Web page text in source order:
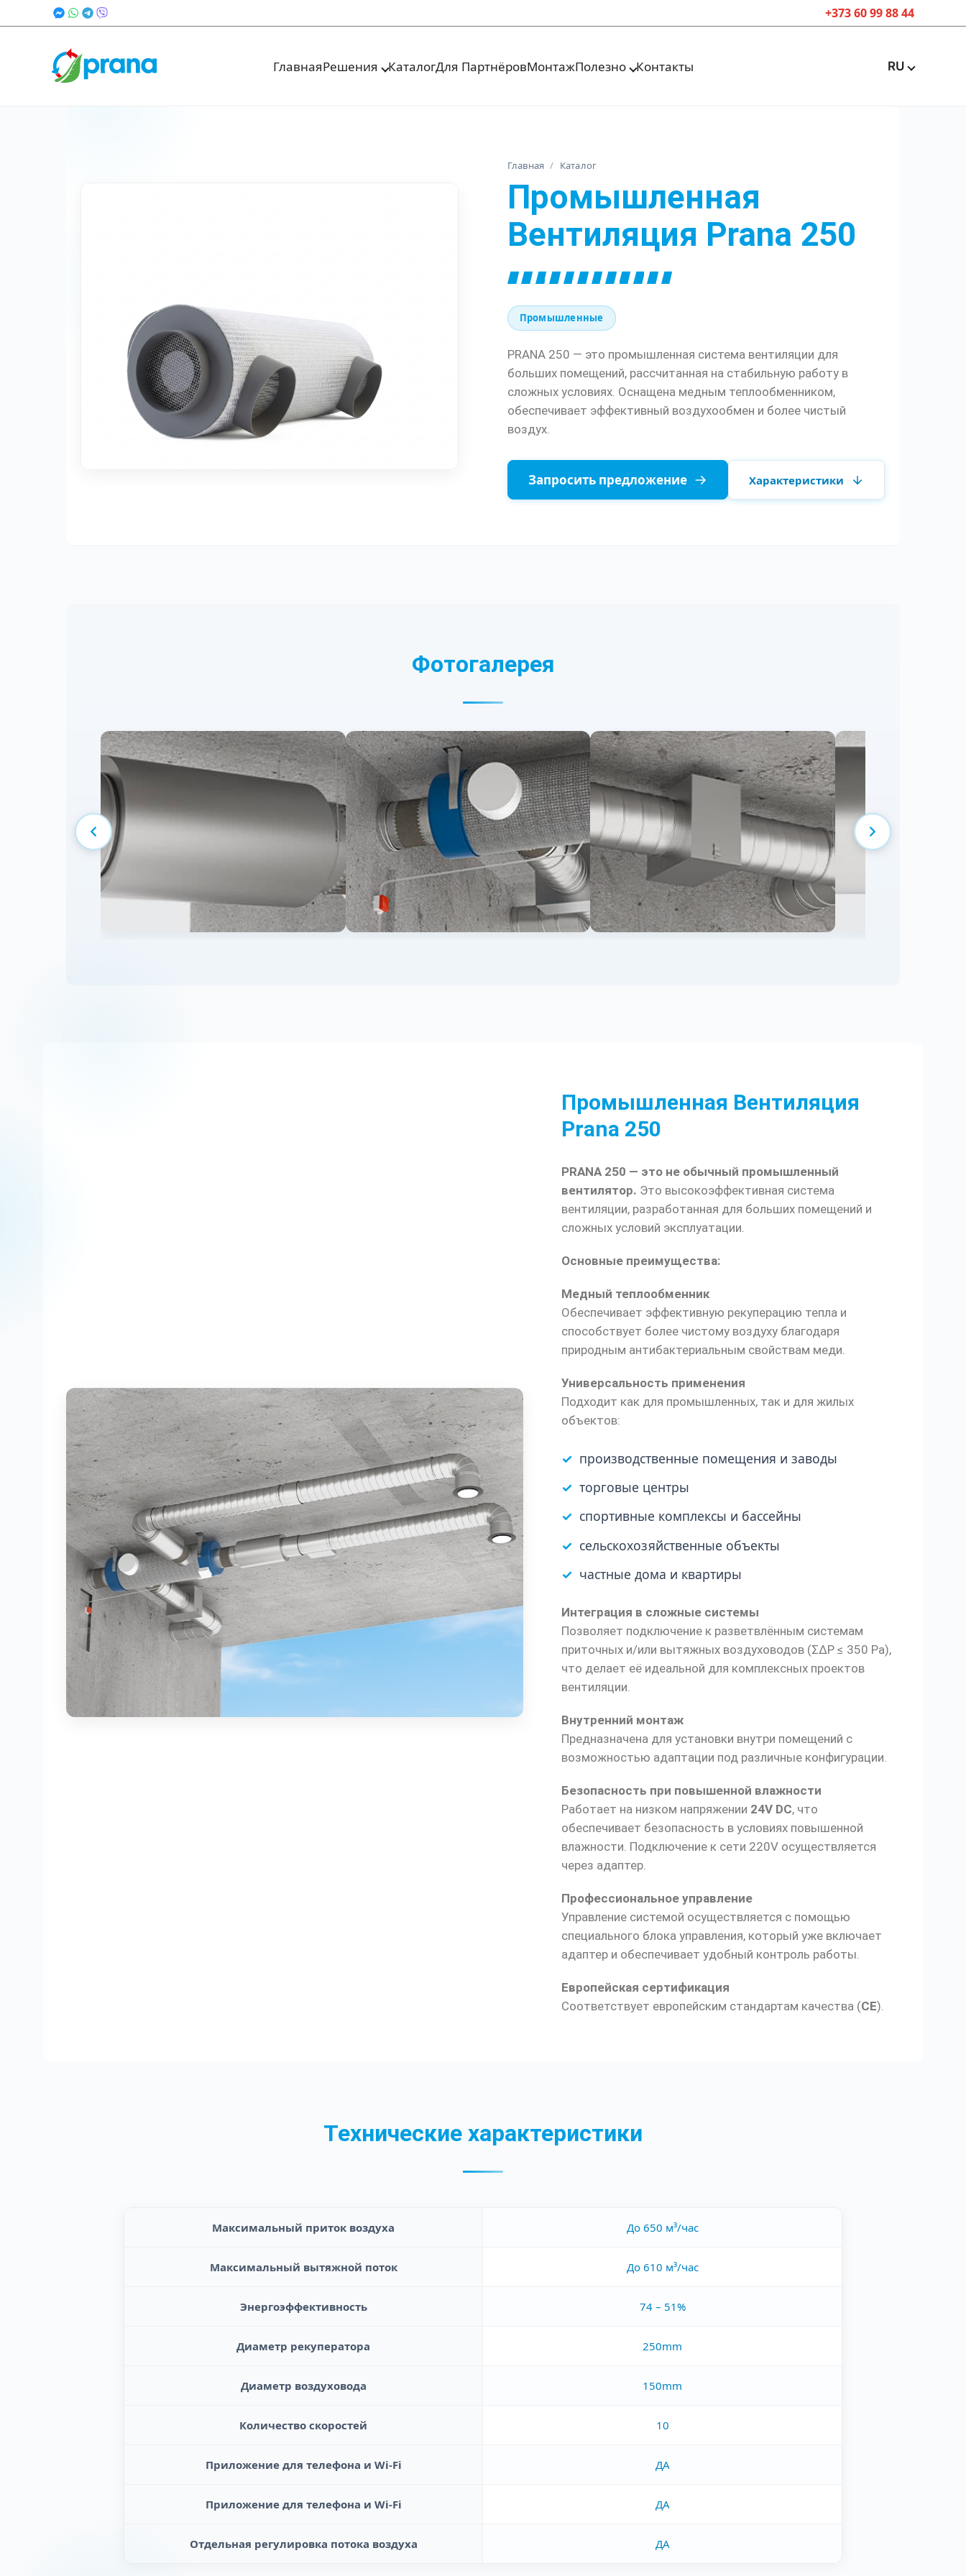
+373 60 99 88 44
ГлавнаяРешения КаталогДля ПартнёровМонтажПолезно Контакты RU
Главная / Каталог
Промышленная
Вентиляция Prana 250
Промышленные
PRANA 250 — это промышленная система вентиляции для
больших помещений, рассчитанная на стабильную работу в
сложных условиях. Оснащена медным теплообменником,
обеспечивает эффективный воздухообмен и более чистый
воздух.
Запросить предложение Характеристики
Фотогалерея
Промышленная Вентиляция
Prana 250
PRANA 250 — это не обычный промышленный
вентилятор. Это высокоэффективная система
вентиляции, разработанная для больших помещений и
сложных условий эксплуатации.
Основные преимущества:
Медный теплообменник
Обеспечивает эффективную рекуперацию тепла и
способствует более чистому воздуху благодаря
природным антибактериальным свойствам меди.
Универсальность применения
Подходит как для промышленных, так и для жилых
объектов:
производственные помещения и заводы
торговые центры
спортивные комплексы и бассейны
сельскохозяйственные объекты
частные дома и квартиры
Интеграция в сложные системы
Позволяет подключение к разветвлённым системам
приточных и/или вытяжных воздуховодов (ΣΔP ≤ 350 Pa),
что делает её идеальной для комплексных проектов
вентиляции.
Внутренний монтаж
Предназначена для установки внутри помещений с
возможностью адаптации под различные конфигурации.
Безопасность при повышенной влажности
Работает на низком напряжении 24V DC, что
обеспечивает безопасность в условиях повышенной
влажности. Подключение к сети 220V осуществляется
через адаптер.
Профессиональное управление
Управление системой осуществляется с помощью
специального блока управления, который уже включает
адаптер и обеспечивает удобный контроль работы.
Европейская сертификация
Соответствует европейским стандартам качества (CE).
Технические характеристики
Максимальный приток воздуха До 650 м³/час
Максимальный вытяжной поток До 610 м³/час
Энергоэффективность 74 – 51%
Диаметр рекуператора 250mm
Диаметр воздуховода 150mm
Количество скоростей 10
Приложение для телефона и Wi-Fi ДА
Приложение для телефона и Wi-Fi ДА
Отдельная регулировка потока воздуха ДА